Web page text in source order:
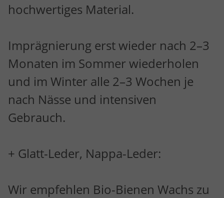
hochwertiges Material.
Imprägnierung erst wieder nach 2–3
Monaten im Sommer wiederholen
und im Winter alle 2–3 Wochen je
nach Nässe und intensiven
Gebrauch.
+ Glatt-Leder, Nappa-Leder:
Wir empfehlen Bio-Bienen Wachs zu